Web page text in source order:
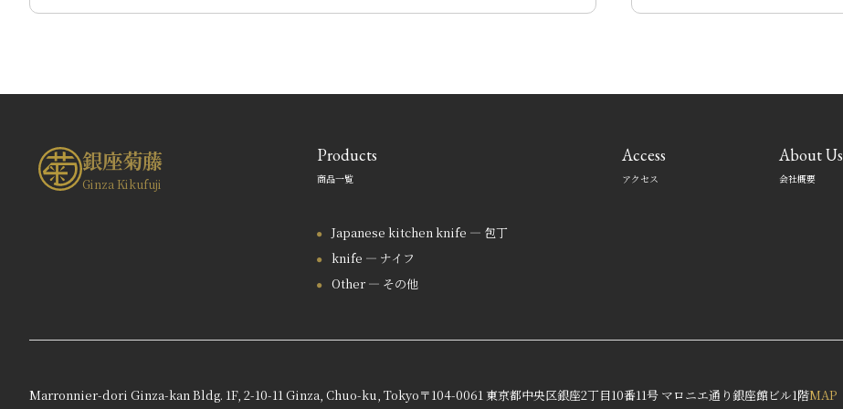
銀座菊藤
Ginza Kikufuji
Products
商品一覧
Japanese kitchen knife — 包丁
knife — ナイフ
Other — その他
Access
アクセス
About Us
会社概要
Marronnier-dori Ginza-kan Bldg. 1F, 2-10-11 Ginza, Chuo-ku, Tokyo〒104-0061 東京都中央区銀座2丁目10番11号 マロニエ通り銀座館ビル1階MAP